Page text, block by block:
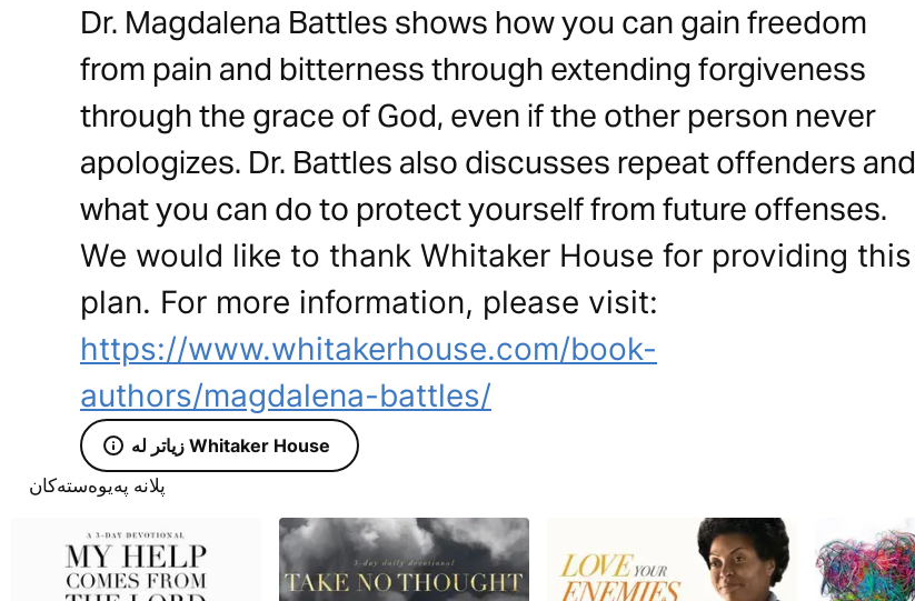
Dr. Magdalena Battles shows how you can gain freedom
from pain and bitterness through extending forgiveness
through the grace of God, even if the other person never
apologizes. Dr. Battles also discusses repeat offenders and
what you can do to protect yourself from future offenses.
We would like to thank Whitaker House for providing this
plan. For more information, please visit:
https://www.whitakerhouse.com/book-
authors/magdalena-battles/
زیاتر لە Whitaker House
پلانە پەیوەستەکان